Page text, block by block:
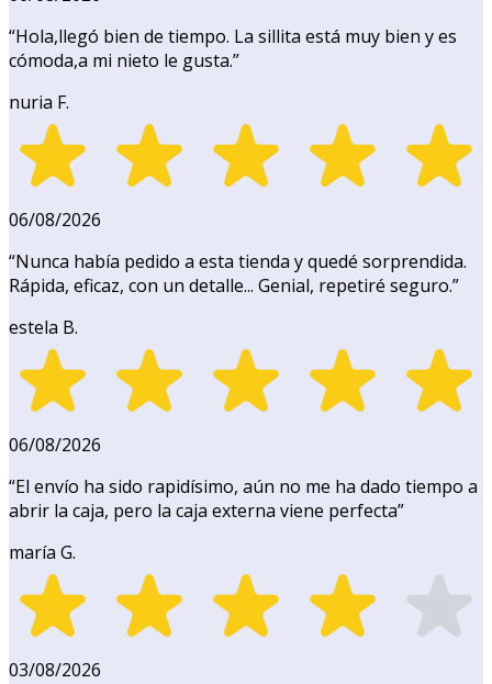
“Hola,llegó bien de tiempo. La sillita está muy bien y es
cómoda,a mi nieto le gusta.”
nuria F.
06/08/2026
“Nunca había pedido a esta tienda y quedé sorprendida.
Rápida, eficaz, con un detalle... Genial, repetiré seguro.”
estela B.
06/08/2026
“El envío ha sido rapidísimo, aún no me ha dado tiempo a
abrir la caja, pero la caja externa viene perfecta”
maría G.
03/08/2026